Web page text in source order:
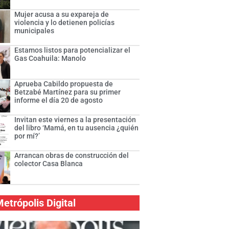
Mujer acusa a su expareja de
violencia y lo detienen policías
municipales
Estamos listos para potencializar el
Gas Coahuila: Manolo
Aprueba Cabildo propuesta de
Betzabé Martínez para su primer
informe el día 20 de agosto
Invitan este viernes a la presentación
del libro ‘Mamá, en tu ausencia ¿quién
por mí?’
Arrancan obras de construcción del
colector Casa Blanca
Digital